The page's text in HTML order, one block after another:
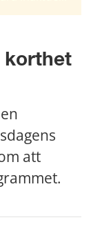
korthet
att